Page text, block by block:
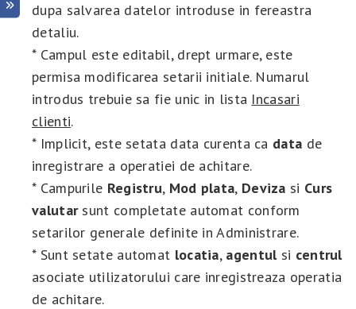
dupa salvarea datelor introduse in fereastra
detaliu.
* Campul este editabil, drept urmare, este
permisa modificarea setarii initiale. Numarul
introdus trebuie sa fie unic in lista Incasari
clienti.
* Implicit, este setata data curenta ca data de
inregistrare a operatiei de achitare.
* Campurile Registru, Mod plata, Deviza si Curs
valutarsunt completate automat conform
setarilor generale definite in Administrare.
* Sunt setate automat locatia, agentulsi centrul
asociate utilizatorului care inregistreaza operatia
de achitare.